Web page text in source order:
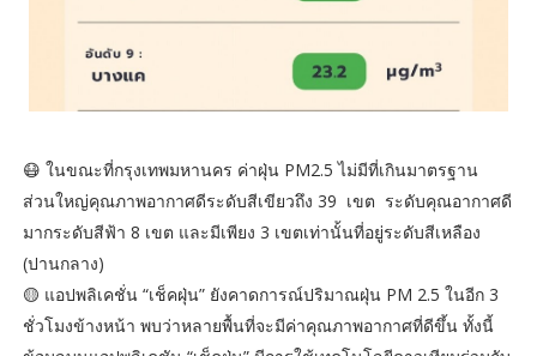
😷 ในขณะที่กรุงเทพมหานคร ค่าฝุ่น PM2.5 ไม่มีที่เกินมาตรฐาน
ส่วนใหญ่คุณภาพอากาศดีระดับสีเขียวถึง 39 เขต ระดับคุณอากาศดี
มากระดับสีฟ้า 8 เขต และมีเพียง 3 เขตเท่านั้นที่อยู่ระดับสีเหลือง
(ปานกลาง)
🟡 แอปพลิเคชั่น “เช็คฝุ่น” ยังคาดการณ์ปริมาณฝุ่น PM 2.5 ในอีก 3
ชั่วโมงข้างหน้า พบว่าหลายพื้นที่จะมีค่าคุณภาพอากาศที่ดีขึ้น ทั้งนี้